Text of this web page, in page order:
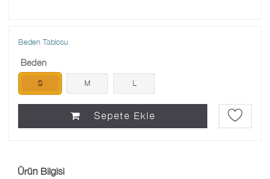
Beden Tablosu
Beden
S M L
Sepete Ekle
Ürün Bilgisi